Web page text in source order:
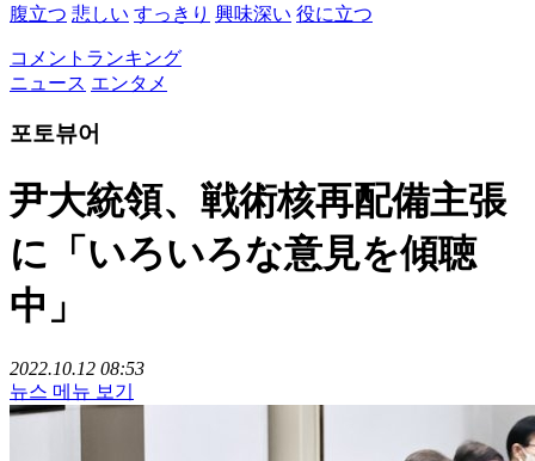
腹立つ 悲しい すっきり 興味深い 役に立つ
コメントランキング
ニュース エンタメ
포토뷰어
尹大統領、戦術核再配備主張
に「いろいろな意見を傾聴
中」
2022.10.12 08:53
뉴스 메뉴 보기